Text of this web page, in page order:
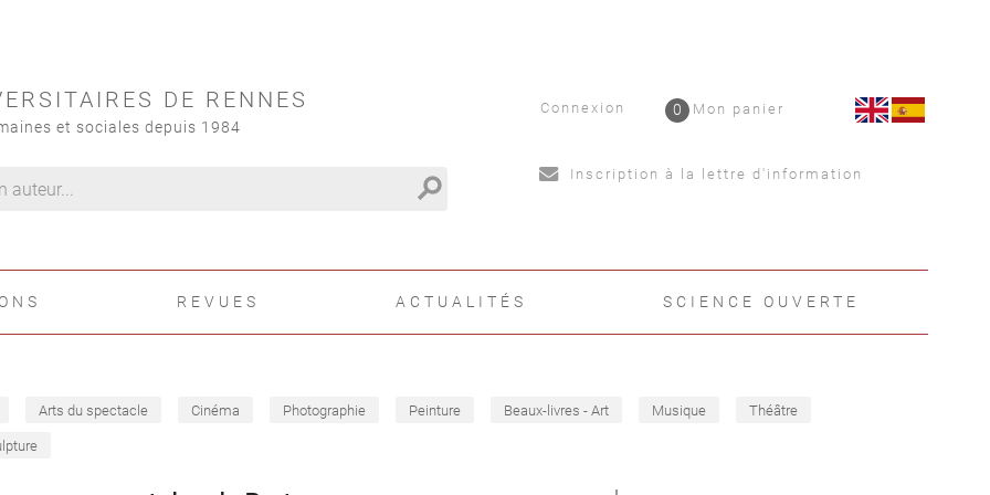
DE RENNES
et sociales depuis 1984
search
Connexion Mon panier
0
Inscription à la lettre d'information
REVUES ACTUALITÉS SCIENCE OUVERTE
Arts du spectacle Cinéma Photographie Peinture Beaux-livres - Art Musique Théâtre